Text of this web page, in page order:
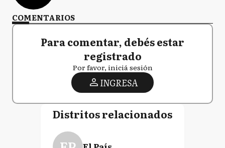
COMENTARIOS
Para comentar, debés estar
registrado
Por favor, iniciá sesión
INGRESA
Distritos relacionados